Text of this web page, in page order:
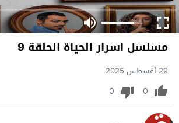
مسلسل اسرار الحياة الحلقة 9
29 أغسطس 2025
0
0